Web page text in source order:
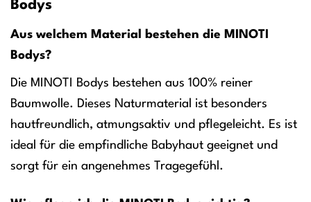
Bodys
Aus welchem Material bestehen die MINOTI
Bodys?
Die MINOTI Bodys bestehen aus 100% reiner
Baumwolle. Dieses Naturmaterial ist besonders
hautfreundlich, atmungsaktiv und pflegeleicht. Es ist
ideal für die empfindliche Babyhaut geeignet und
sorgt für ein angenehmes Tragegefühl.